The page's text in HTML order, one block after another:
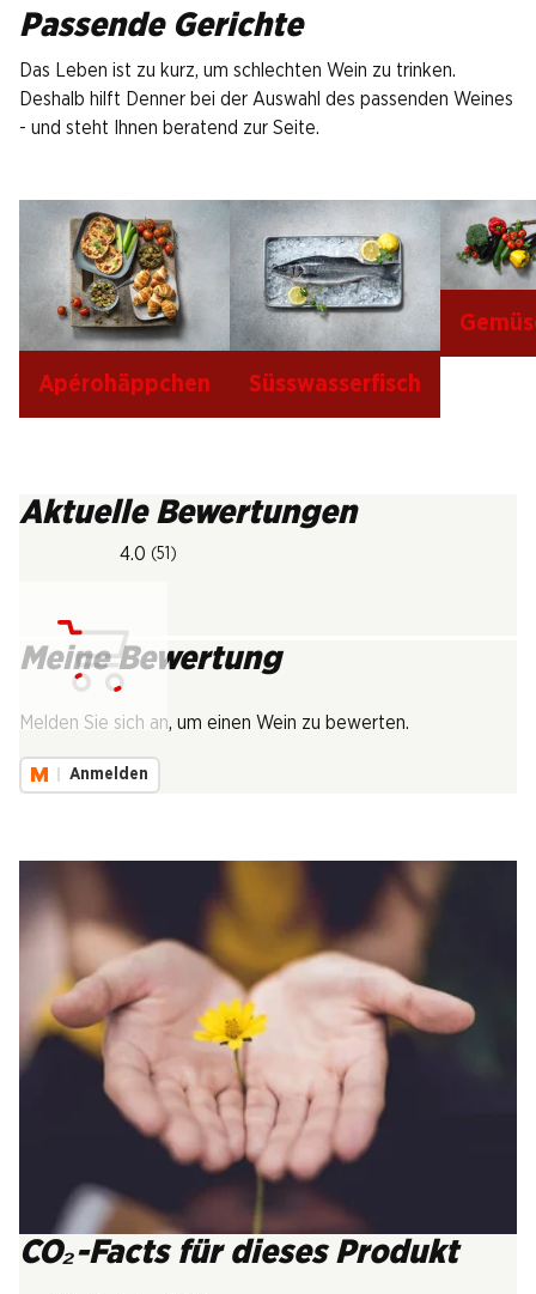
Passende Gerichte
Das Leben ist zu kurz, um schlechten Wein zu trinken.
Deshalb hilft Denner bei der Auswahl des passenden Weines
- und steht Ihnen beratend zur Seite.
Apérohäppchen Süsswasserfisch
Aktuelle Bewertungen
4.0 (51)
Meine Bewertung
Melden Sie sich an, um einen Wein zu bewerten.
Anmelden
CO₂-Facts für dieses Produkt